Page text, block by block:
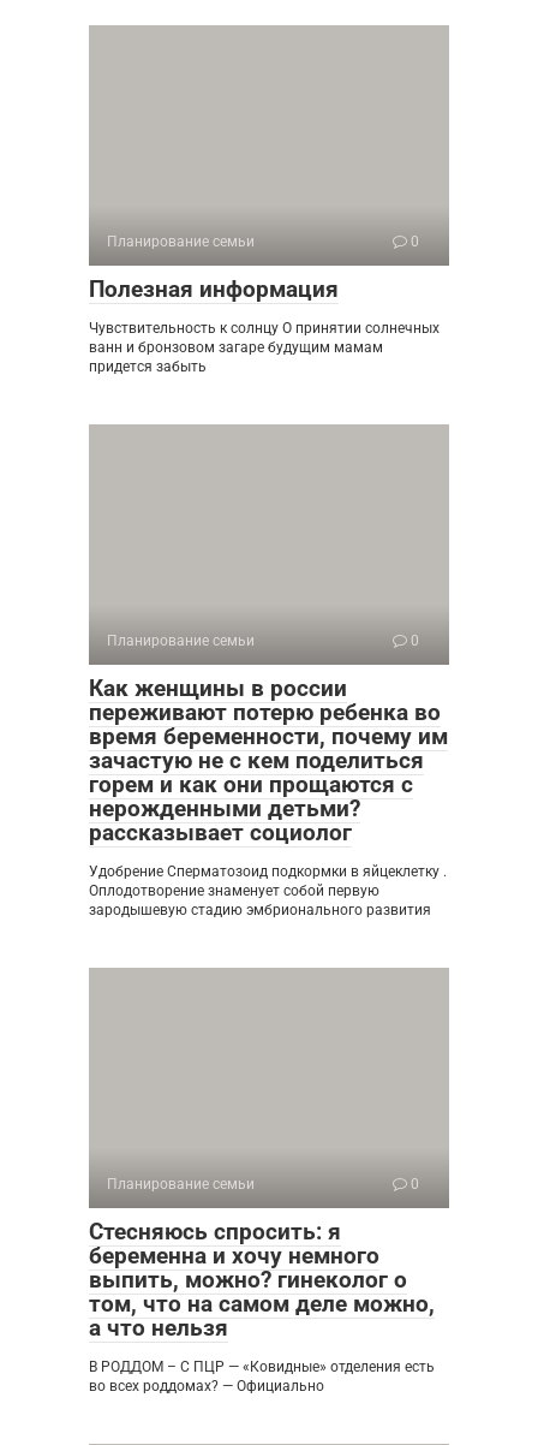
Планирование семьи 0
Полезная информация
Чувствительность к солнцу О принятии солнечных
ванн и бронзовом загаре будущим мамам
придется забыть
Планирование семьи 0
Как женщины в россии
переживают потерю ребенка во
время беременности, почему им
зачастую не с кем поделиться
горем и как они прощаются с
нерожденными детьми?
рассказывает социолог
Удобрение Сперматозоид подкормки в яйцеклетку .
Оплодотворение знаменует собой первую
зародышевую стадию эмбрионального развития
Планирование семьи 0
Стесняюсь спросить: я
беременна и хочу немного
выпить, можно? гинеколог о
том, что на самом деле можно,
а что нельзя
В РОДДОМ – С ПЦР — «Ковидные» отделения есть
во всех роддомах? — Официально